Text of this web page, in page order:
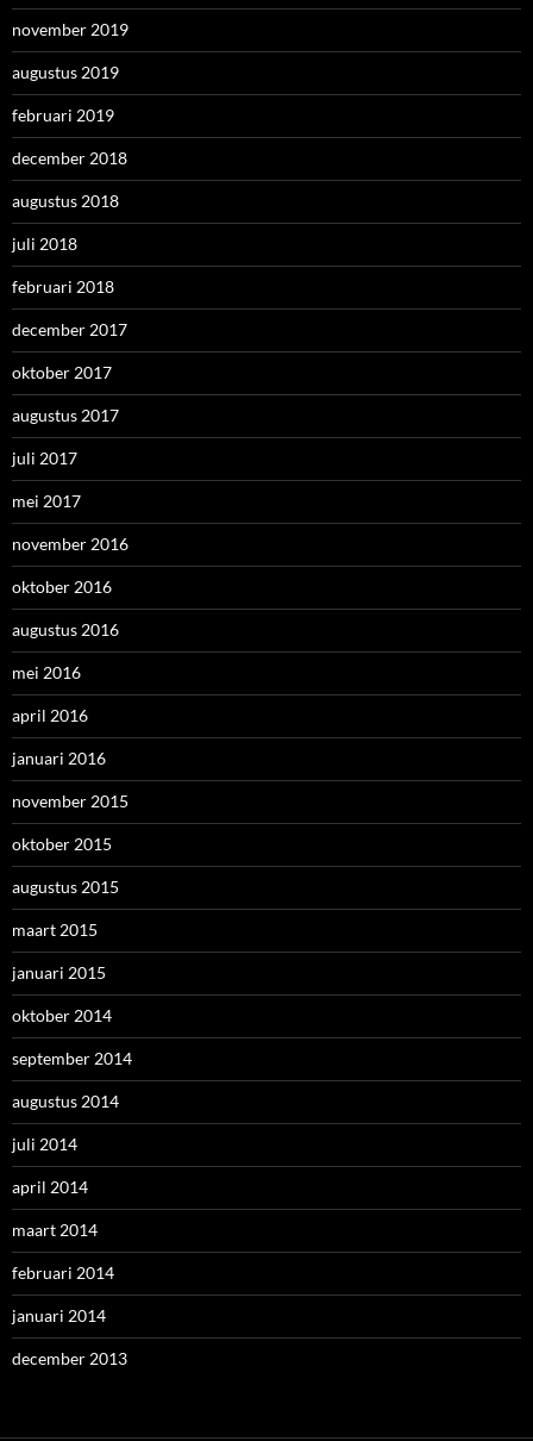
november 2019
augustus 2019
februari 2019
december 2018
augustus 2018
juli 2018
februari 2018
december 2017
oktober 2017
augustus 2017
juli 2017
mei 2017
november 2016
oktober 2016
augustus 2016
mei 2016
april 2016
januari 2016
november 2015
oktober 2015
augustus 2015
maart 2015
januari 2015
oktober 2014
september 2014
augustus 2014
juli 2014
april 2014
maart 2014
februari 2014
januari 2014
december 2013